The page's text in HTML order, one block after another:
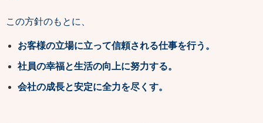
この方針のもとに、
お客様の立場に立って信頼される仕事を行う。
社員の幸福と生活の向上に努力する。
会社の成長と安定に全力を尽くす。